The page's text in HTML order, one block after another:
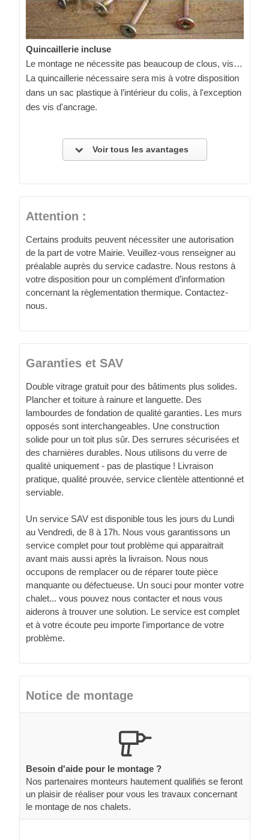
Quincaillerie incluse
Le montage ne nécessite pas beaucoup de clous, vis…
La quincaillerie nécessaire sera mis à votre disposition
dans un sac plastique à l’intérieur du colis, à l'exception
des vis d'ancrage.
Voir tous les avantages
Attention :
Certains produits peuvent nécessiter une autorisation
de la part de votre Mairie. Veuillez-vous renseigner au
préalable auprès du service cadastre. Nous restons à
votre disposition pour un complément d’information
concernant la règlementation thermique. Contactez-
nous.
Garanties et SAV
Double vitrage gratuit pour des bâtiments plus solides.
Plancher et toiture à rainure et languette. Des
lambourdes de fondation de qualité garanties. Les murs
opposés sont interchangeables. Une construction
solide pour un toit plus sûr. Des serrures sécurisées et
des charnières durables. Nous utilisons du verre de
qualité uniquement - pas de plastique ! Livraison
pratique, qualité prouvée, service clientèle attentionné et
serviable.
Un service SAV est disponible tous les jours du Lundi
au Vendredi, de 8 à 17h. Nous vous garantissons un
service complet pour tout problème qui apparaitrait
avant mais aussi après la livraison. Nous nous
occupons de remplacer ou de réparer toute pièce
manquante ou défectueuse. Un souci pour monter votre
chalet... vous pouvez nous contacter et nous vous
aiderons à trouver une solution. Le service est complet
et à votre écoute peu importe l'importance de votre
problème.
Notice de montage
Besoin d'aide pour le montage ?
Nos partenaires monteurs hautement qualifiés se feront
un plaisir de réaliser pour vous les travaux concernant
le montage de nos chalets.